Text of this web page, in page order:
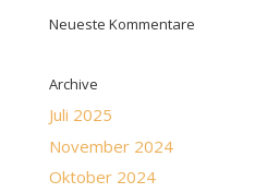
Neueste Kommentare
Archive
Juli 2025
November 2024
Oktober 2024